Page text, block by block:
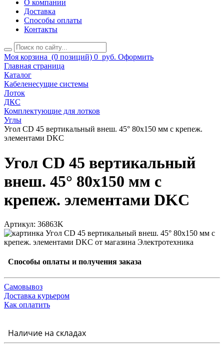
О компании
Доставка
Способы оплаты
Контакты
Моя корзина (0 позиций) 0 руб. Оформить
Главная страница
Каталог
Кабеленесущие системы
Лоток
ДКС
Комплектующие для лотков
Углы
Угол CD 45 вертикальный внеш. 45° 80х150 мм с крепеж.
элементами DKC
Угол CD 45 вертикальный
внеш. 45° 80х150 мм с
крепеж. элементами DKC
Артикул: 36863K
Способы оплаты и получения заказа
Самовывоз
Доставка курьером
Как оплатить
Наличие на складах